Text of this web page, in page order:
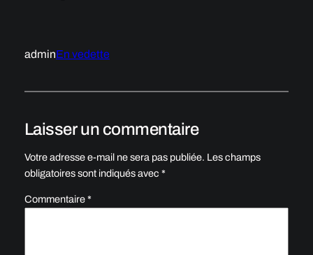
adminEn vedette
Laisser un commentaire
Votre adresse e-mail ne sera pas publiée. Les champs
obligatoires sont indiqués avec *
Commentaire*